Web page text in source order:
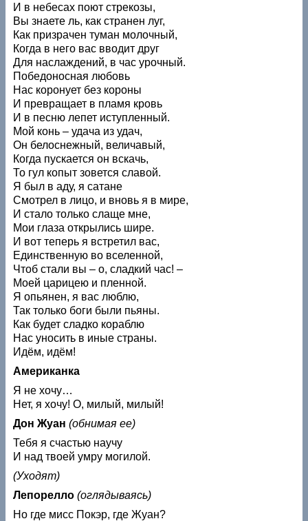
И в небесах поют стрекозы,
Вы знаете ль, как странен луг,
Как призрачен туман молочный,
Когда в него вас вводит друг
Для наслаждений, в час урочный.
Победоносная любовь
Нас коронует без короны
И превращает в пламя кровь
И в песню лепет иступленный.
Мой конь – удача из удач,
Он белоснежный, величавый,
Когда пускается он вскачь,
То гул копыт зовется славой.
Я был в аду, я сатане
Смотрел в лицо, и вновь я в мире,
И стало только слаще мне,
Мои глаза открылись шире.
И вот теперь я встретил вас,
Единственную во вселенной,
Чтоб стали вы – о, сладкий час! –
Моей царицею и пленной.
Я опьянен, я вас люблю,
Так только боги были пьяны.
Как будет сладко кораблю
Нас уносить в иные страны.
Идём, идём!
Американка
Я не хочу…
Нет, я хочу! О, милый, милый!
Дон Жуан (обнимая ее)
Тебя я счастью научу
И над твоей умру могилой.
(Уходят)
Лепорелло (оглядываясь)
Но где мисс Покэр, где Жуан?